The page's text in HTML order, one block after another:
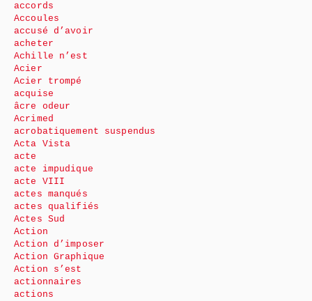
accords
Accoules
accusé d’avoir
acheter
Achille n’est
Acier
Acier trompé
acquise
âcre odeur
Acrimed
acrobatiquement suspendus
Acta Vista
acte
acte impudique
acte VIII
actes manqués
actes qualifiés
Actes Sud
Action
Action d’imposer
Action Graphique
Action s’est
actionnaires
actions